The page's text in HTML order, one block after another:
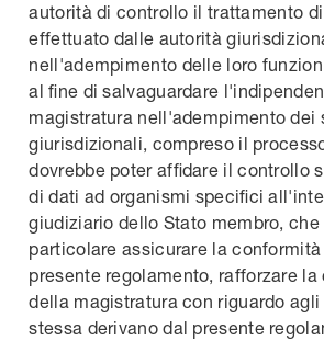
autorità di controllo il trattamento
effettuato dalle autorità
nell'adempimento delle loro
al fine di salvaguardare
magistratura nell'adempimento dei
giurisdizionali, compreso il
dovrebbe poter affidare il controllo
di dati ad organismi specifici
giudiziario dello Stato membro, che
particolare assicurare la
presente regolamento, rafforzare la
della magistratura con riguardo
stessa derivano dal presente